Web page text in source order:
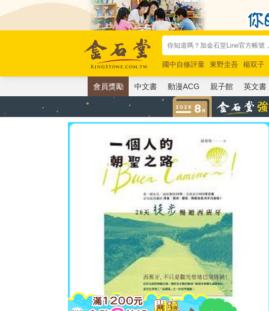
國中自修評量 東野圭吾 楊双子
唯紅花綻放
奧德賽 路邊攤新作
會員獎勵 中文書 動漫ACG 親子館 英文書